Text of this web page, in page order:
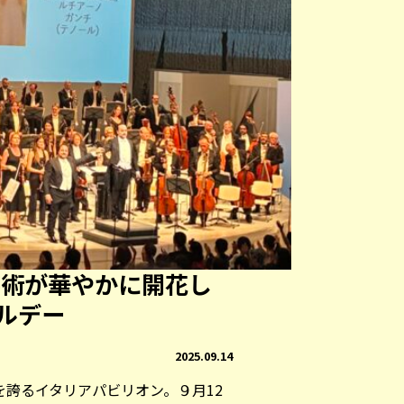
が華やかに開花し
デー
2025.09.14
るイタリアパビリオン。９月12